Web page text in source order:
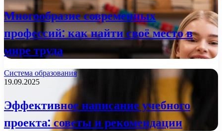
Многообразие современных
профессий: как найти своё место в
мире труда
Система образования
19.09.2025
Эффективное написание учебного
проекта: советы и рекомендации